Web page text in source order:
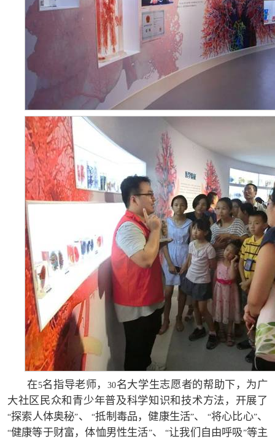
在5名指导老师，30名大学生志愿者的帮助下，为广
大社区民众和青少年普及科学知识和技术方法，开展了
“探索人体奥秘”、 “抵制毒品，健康生活”、 “将心比心”、
“健康等于财富，体恤男性生活”、 “让我们自由呼吸”等主